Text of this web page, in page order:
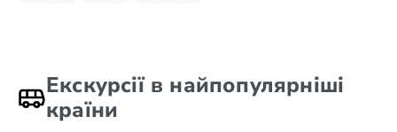
Екскурсії в найпопулярніші
країни